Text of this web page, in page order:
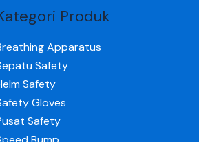
Produk
Apparatus
Safety
Safety
Gloves
Safety